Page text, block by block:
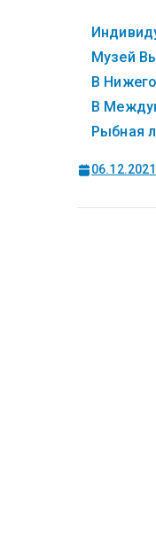
Музей
В
В
Рыбная
06.12.2021